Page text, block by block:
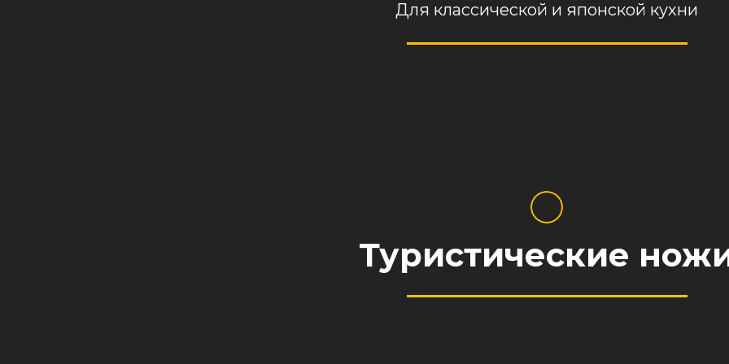
Для классической и японской кухни
Туристические